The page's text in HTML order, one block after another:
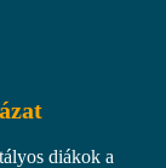
diákok a